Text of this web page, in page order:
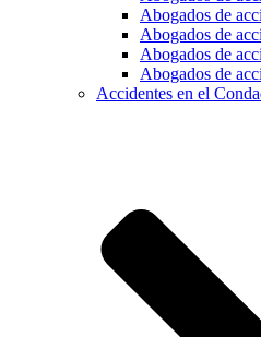
Abogados de
Abogados de
Abogados de
Abogados de
Accidentes en el